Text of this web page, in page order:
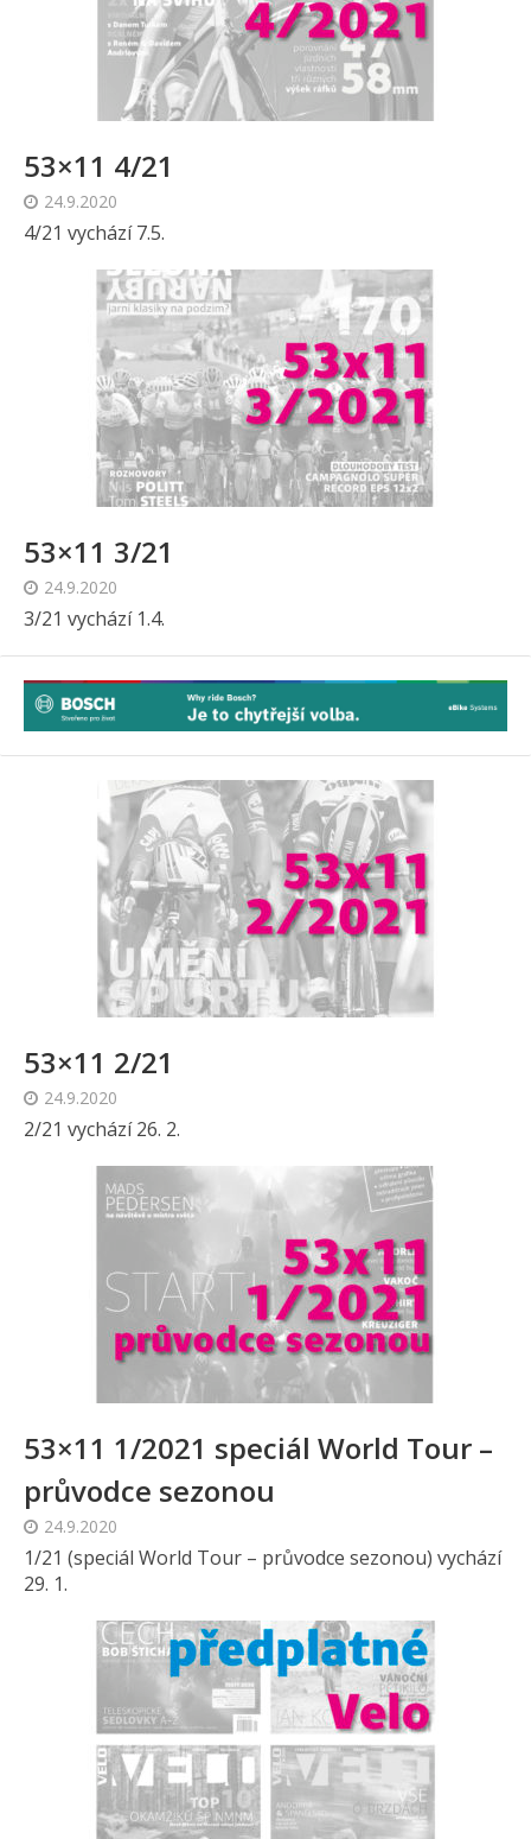
53×11 4/21
24.9.2020
4/21 vychází 7.5.
53×11 3/21
24.9.2020
3/21 vychází 1.4.
53×11 2/21
24.9.2020
2/21 vychází 26. 2.
53×11 1/2021 speciál World Tour –
průvodce sezonou
24.9.2020
1/21 (speciál World Tour – průvodce sezonou) vychází
29. 1.